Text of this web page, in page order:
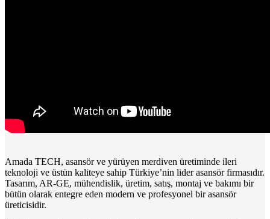
Amada TECH, asansör ve yürüyen merdiven üretiminde ileri
teknoloji ve üstün kaliteye sahip Türkiye’nin lider asansör firmasıdır.
Tasarım, AR-GE, mühendislik, üretim, satış, montaj ve bakımı bir
bütün olarak entegre eden modern ve profesyonel bir asansör
üreticisidir.